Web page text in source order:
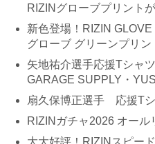
RIZINグローブプリント
新色登場！RIZIN
グローブ グリーンプリン
矢地祐介選手応援Tシャ
GARAGE SUPPLY・
扇久保博正選手 応援T
RIZINガチャ2026 オール